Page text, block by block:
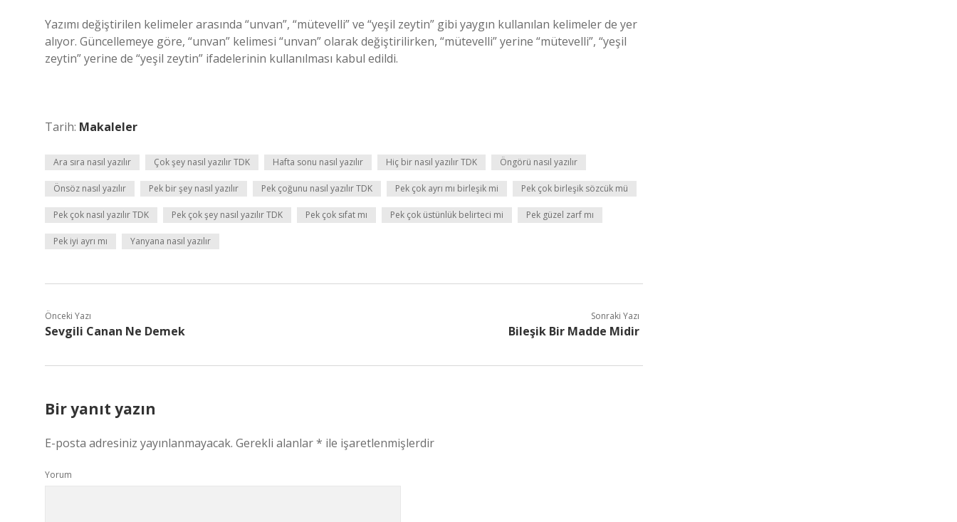
Yazımı değiştirilen kelimeler arasında “unvan”, “mütevelli” ve “yeşil zeytin” gibi yaygın kullanılan kelimeler de yer
alıyor. Güncellemeye göre, “unvan” kelimesi “unvan” olarak değiştirilirken, “mütevelli” yerine “mütevelli”, “yeşil
zeytin” yerine de “yeşil zeytin” ifadelerinin kullanılması kabul edildi.
Tarih: Makaleler
Ara sıra nasıl yazılır Çok şey nasıl yazılır TDK Hafta sonu nasıl yazılır Hiç bir nasıl yazılır TDK Öngörü nasıl yazılır
Önsöz nasıl yazılır Pek bir şey nasıl yazılır Pek çoğunu nasıl yazılır TDK Pek çok ayrı mı birleşik mi Pek çok birleşik sözcük mü
Pek çok nasıl yazılır TDK Pek çok şey nasıl yazılır TDK Pek çok sıfat mı Pek çok üstünlük belirteci mi Pek güzel zarf mı
Pek iyi ayrı mı Yanyana nasıl yazılır
Önceki Yazı
Sevgili Canan Ne Demek
Sonraki Yazı
Bileşik Bir Madde Midir
Bir yanıt yazın
E-posta adresiniz yayınlanmayacak. Gerekli alanlar* ile işaretlenmişlerdir
Yorum